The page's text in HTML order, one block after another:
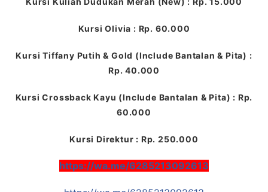
Kursi Olivia : Rp. 60.000
Kursi Tiffany Putih & Gold (Include Bantalan & Pita) :
Rp. 40.000
Kursi Crossback Kayu (Include Bantalan & Pita) : Rp.
60.000
Kursi Direktur : Rp. 250.000
https://wa.me/6285213092613